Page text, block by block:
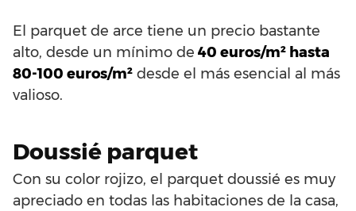
El parquet de arce tiene un precio bastante
alto, desde un mínimo de 40 euros/m² hasta
80-100 euros/m² desde el más esencial al más
valioso.
Doussié parquet
Con su color rojizo, el parquet doussié es muy
apreciado en todas las habitaciones de la casa,